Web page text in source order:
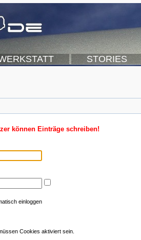
STORIES
können Einträge schreiben!
einloggen
Cookies aktiviert sein.